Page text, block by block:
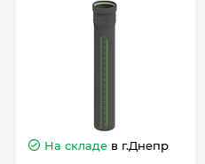
На складе в г.Днепр